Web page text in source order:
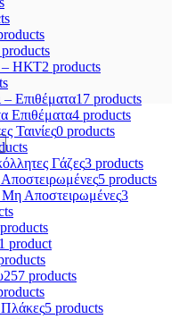
– ΗΚΤ2 products
– Επιθέματα17 products
Επιθέματα4 products
Ταινίες0 products
Γάζες3 products
5 products
Μη Αποστειρωμένες3
1 product
257 products
Πλάκες5 products